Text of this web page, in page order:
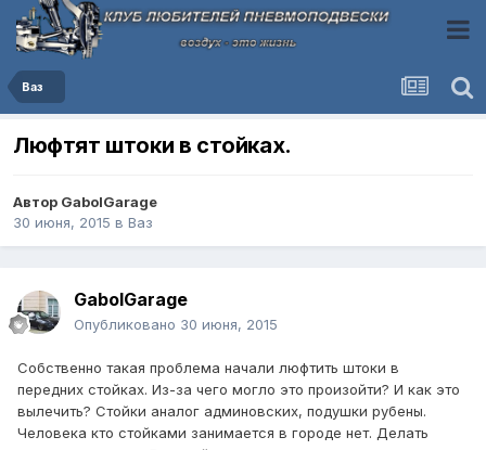
Ваз
Люфтят штоки в стойках.
Автор GabolGarage
30 июня, 2015 в Ваз
GabolGarage
Опубликовано 30 июня, 2015
Собственно такая проблема начали люфтить штоки в
передних стойках. Из-за чего могло это произойти? И как это
вылечить? Стойки аналог админовских, подушки рубены.
Человека кто стойками занимается в городе нет. Делать